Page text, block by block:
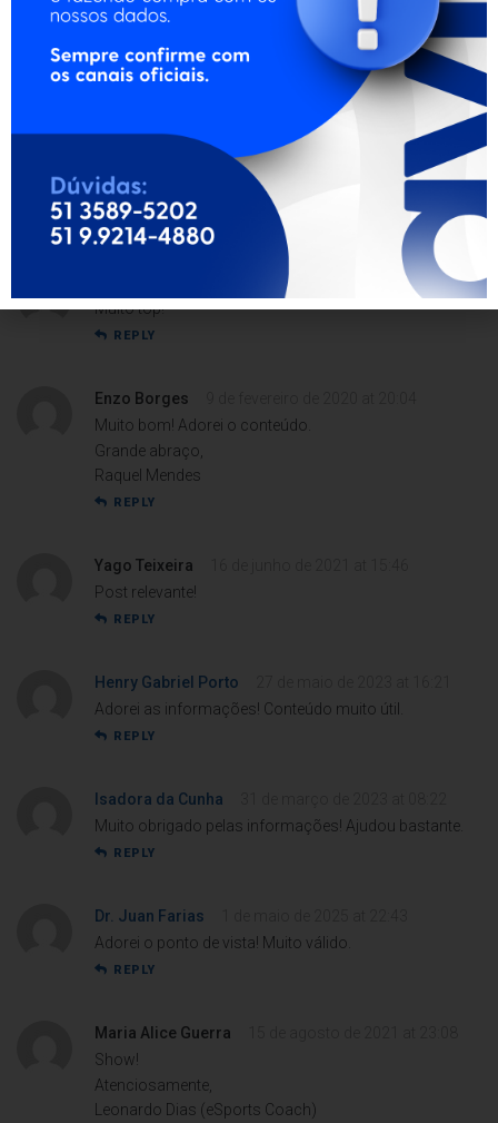
Sra. Maria Laura Pastor
6 de janeiro de 2023 at 12:02
Lorena Silva (Musicista)
Teclado Yamaha PSR-S975, interface M-Audio, cubase
Pro 13
REPLY
28 de novembro de 2025 at 09:55
Muito top!
REPLY
Enzo Borges
Muito bom! Adorei o conteúdo.
Grande abraço,
Raquel Mendes
REPLY
Yago Teixeira
Post relevante!
REPLY
Henry Gabriel Porto
Adorei as informações! Conteúdo muito útil.
REPLY
Isadora da Cunha
Muito obrigado pelas informações! Ajudou bastante.
REPLY
Dr. Juan Farias
Adorei o ponto de vista! Muito válido.
REPLY
Maria Alice Guerra
Show!
Atenciosamente,
Leonardo Dias (eSports Coach)